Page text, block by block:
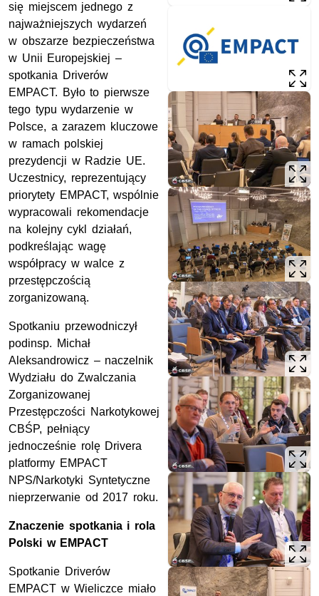
się miejscem jednego z
najważniejszych wydarzeń
w obszarze bezpieczeństwa
w Unii Europejskiej –
spotkania Driverów
EMPACT. Było to pierwsze
tego typu wydarzenie w
Polsce, a zarazem kluczowe
w ramach polskiej
prezydencji w Radzie UE.
Uczestnicy, reprezentujący
priorytety EMPACT, wspólnie
wypracowali rekomendacje
na kolejny cykl działań,
podkreślając wagę
współpracy w walce z
przestępczością
zorganizowaną.
Spotkaniu przewodniczył
podinsp. Michał
Aleksandrowicz – naczelnik
Wydziału do Zwalczania
Zorganizowanej
Przestępczości Narkotykowej
CBŚP, pełniący
jednocześnie rolę Drivera
platformy EMPACT
NPS/Narkotyki Syntetyczne
nieprzerwanie od 2017 roku.
Znaczenie spotkania i rola
Polski w EMPACT
Spotkanie Driverów
EMPACT w Wieliczce miało